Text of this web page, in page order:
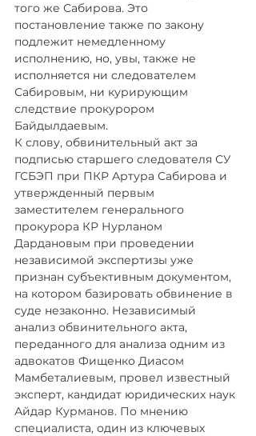
того же Сабирова. Это
постановление также по закону
подлежит немедленному
исполнению, но, увы, также не
исполняется ни следователем
Сабировым, ни курирующим
следствие прокурором
Байдылдаевым.
К слову, обвинительный акт за
подписью старшего следователя СУ
ГСБЭП при ПКР Артура Сабирова и
утвержденный первым
заместителем генерального
прокурора КР Нурланом
Дардановым при проведении
независимой экспертизы уже
признан субъективным документом,
на котором базировать обвинение в
суде незаконно. Независимый
анализ обвинительного акта,
переданного для анализа одним из
адвокатов Фищенко Диасом
Мамбеталиевым, провел известный
эксперт, кандидат юридических наук
Айдар Курманов. По мнению
специалиста, один из ключевых